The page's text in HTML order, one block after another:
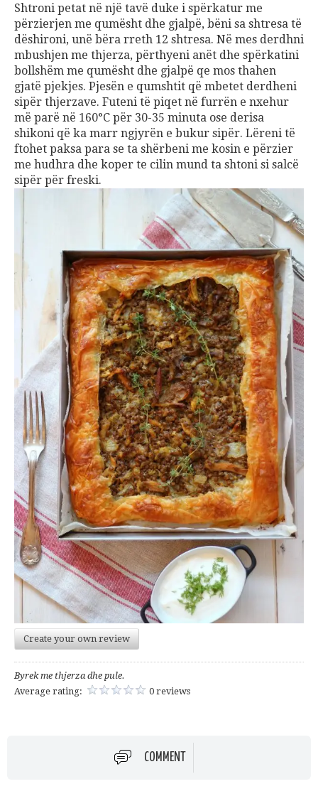
Shtroni petat në një tavë duke i spërkatur me
përzierjen me qumësht dhe gjalpë, bëni sa shtresa të
dëshironi, unë bëra rreth 12 shtresa. Në mes derdhni
mbushjen me thjerza, përthyeni anët dhe spërkatini
bollshëm me qumësht dhe gjalpë qe mos thahen
gjatë pjekjes. Pjesën e qumshtit që mbetet derdheni
sipër thjerzave. Futeni të piqet në furrën e nxehur
më parë në 160°C për 30-35 minuta ose derisa
shikoni që ka marr ngjyrën e bukur sipër. Lëreni të
ftohet paksa para se ta shërbeni me kosin e përzier
me hudhra dhe koper te cilin mund ta shtoni si salcë
sipër për freski.
Create your own review
Byrek me thjerza dhe pule.
Average rating:
0 reviews
COMMENT